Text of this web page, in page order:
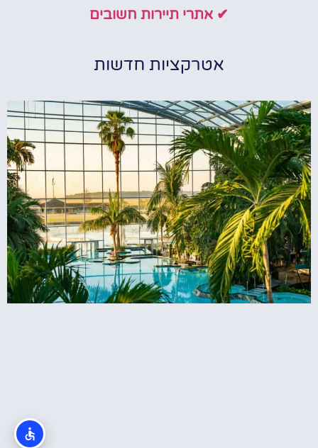
✔ אתרי תיירות חשובים
אטרקציות חדשות